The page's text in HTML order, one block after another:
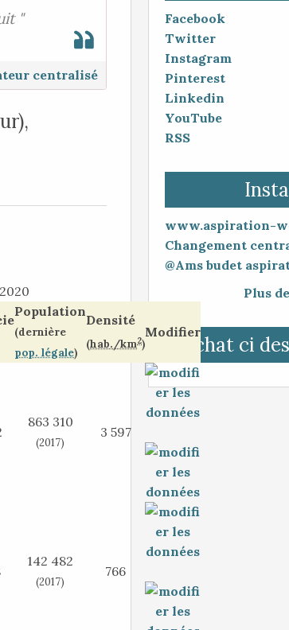
Facebook
Twitter
Instagram
Pinterest
Linkedin
YouTube
RSS
www.aspiration-
Plus
Tchat ci
"
centralisé
Population
(dernière
pop. légale)
Densité
(hab./km2)
Modifier
863 310
(2017)
3 597
142 482
(2017)
766